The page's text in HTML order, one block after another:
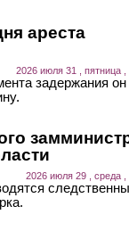
ареста
2026 июля 31 , пятница ,
задержания он
2026 июля 29 , среда ,